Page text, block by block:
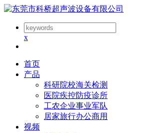
x
首页
产品
科研院校海关检测
医院疾控防疫诊所
工农企业事业军队
居家旅行办公商用
视频